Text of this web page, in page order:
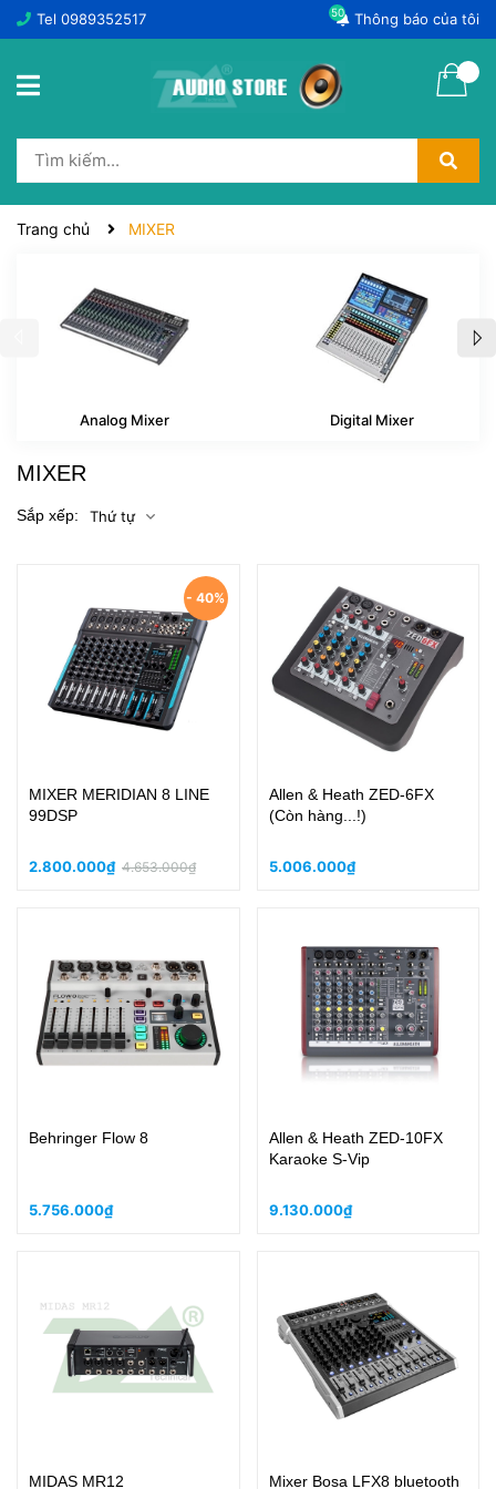
Tel 0989352517 Thông báo của tôi
50
Trang chủ MIXER
Analog Mixer Digital Mixer
MIXER
Sắp xếp: Thứ tự
- 40%
MIXER MERIDIAN 8 LINE
99DSP
2.800.000₫ 4.653.000₫
Allen & Heath ZED-6FX
(Còn hàng...!)
5.006.000₫
Behringer Flow 8
5.756.000₫
Allen & Heath ZED-10FX
Karaoke S-Vip
9.130.000₫
MIDAS MR12 Mixer Bosa LFX8 bluetooth